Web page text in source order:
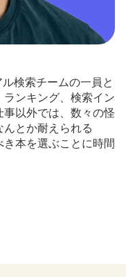
検索チームの一員と
ランキング、検索イン
以外では、数々の怪
とか耐えられる
本を選ぶことに時間